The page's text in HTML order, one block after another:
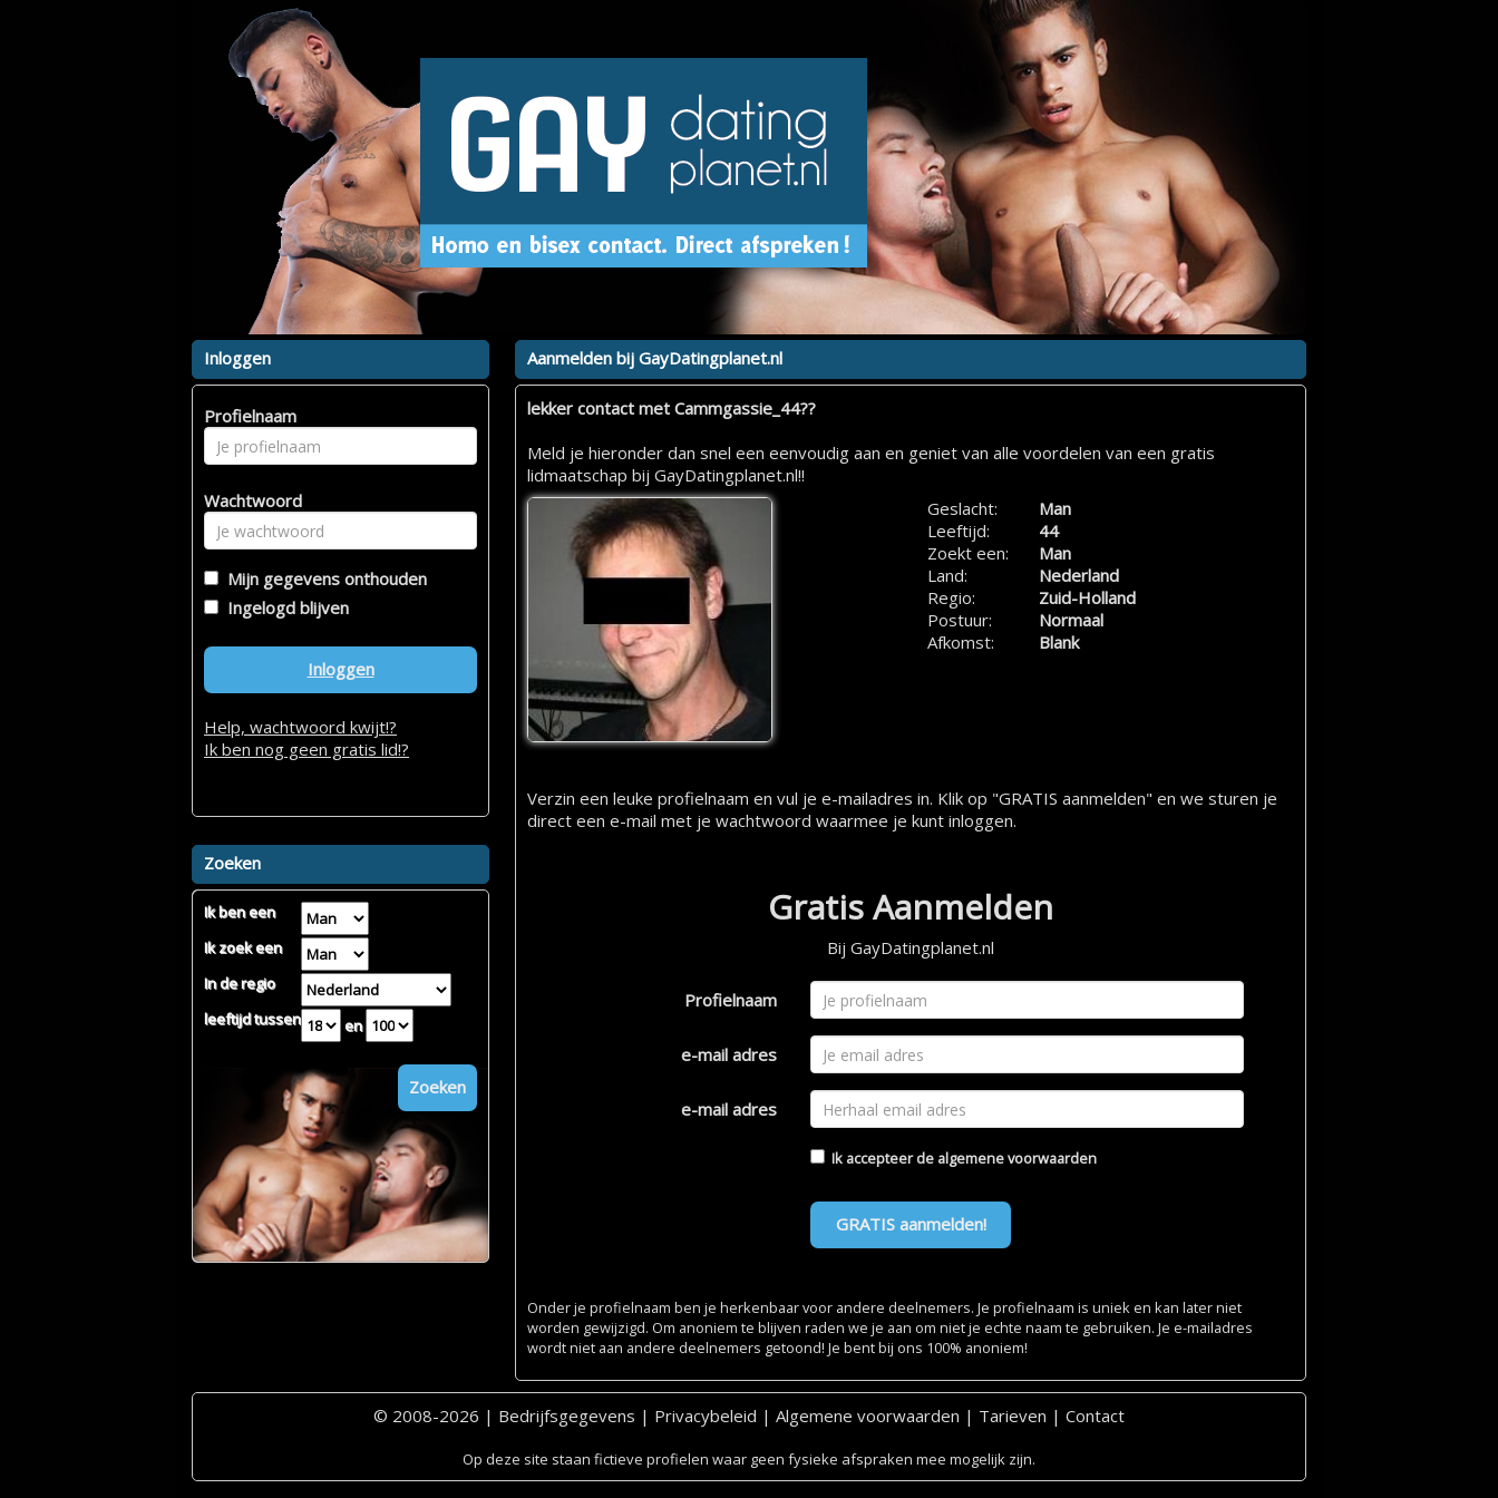
Aanmelden bij GayDatingplanet.nl
lekker contact met Cammgassie_44??
Meld je hieronder dan snel een eenvoudig aan en geniet van alle voordelen van een gratis
lidmaatschap bij GayDatingplanet.nl!!
Geslacht:
Man
Leeftijd:
44
Zoekt een:
Man
Land:
Nederland
Regio:
Zuid-Holland
Postuur:
Normaal
Afkomst:
Blank
Verzin een leuke profielnaam en vul je e-mailadres in. Klik op "GRATIS aanmelden" en we sturen je
direct een e-mail met je wachtwoord waarmee je kunt inloggen.
Gratis Aanmelden
Bij GayDatingplanet.nl
Profielnaam
e-mail adres
e-mail adres
Ik accepteer de algemene voorwaarden
GRATIS aanmelden!
Onder je profielnaam ben je herkenbaar voor andere deelnemers. Je profielnaam is uniek en kan later niet
worden gewijzigd. Om anoniem te blijven raden we je aan om niet je echte naam te gebruiken. Je e-mailadres
wordt niet aan andere deelnemers getoond! Je bent bij ons 100% anoniem!
Inloggen
Profielnaam
Wachtwoord
Mijn gegevens onthouden
Ingelogd blijven
Inloggen
Help, wachtwoord kwijt!?
Ik ben nog geen gratis lid!?
Zoeken
Ik ben een
Ik zoek een
In de regio
leeftijd tussen
en
Zoeken
© 2008-2026 | Bedrijfsgegevens | Privacybeleid | Algemene voorwaarden | Tarieven | Contact
Op deze site staan fictieve profielen waar geen fysieke afspraken mee mogelijk zijn.